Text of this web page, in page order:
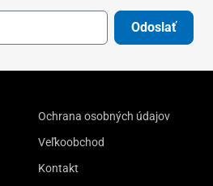
Odoslať
Ochrana osobných údajov
Veľkoobchod
Kontakt